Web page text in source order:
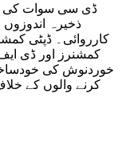
ڈی سی سوات کی
ذخیرہ
کارروائی۔ ڈپٹی
کمشنرز اور ڈی
خوردنوش کی
کرنے والوں کے